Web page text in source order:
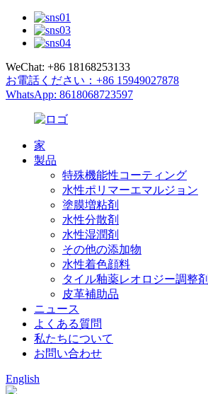
WeChat: +86 18168253133
お電話ください：+86 15949027878
WhatsApp: 8618068723597
家
製品
特殊機能性コーティング
水性ポリマーエマルジョン
塗膜増粘剤
水性分散剤
水性湿潤剤
その他の添加物
水性着色顔料
タイル釉薬レオロジー調整剤
皮革補助品
ニュース
よくある質問
私たちについて
お問い合わせ
English